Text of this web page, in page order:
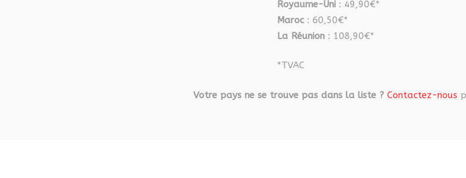
Royaume-Uni : 49,90€*
Maroc : 60,50€*
La Réunion : 108,90€*
*TVAC
Votre pays ne se trouve pas dans la liste ? Contactez-nous